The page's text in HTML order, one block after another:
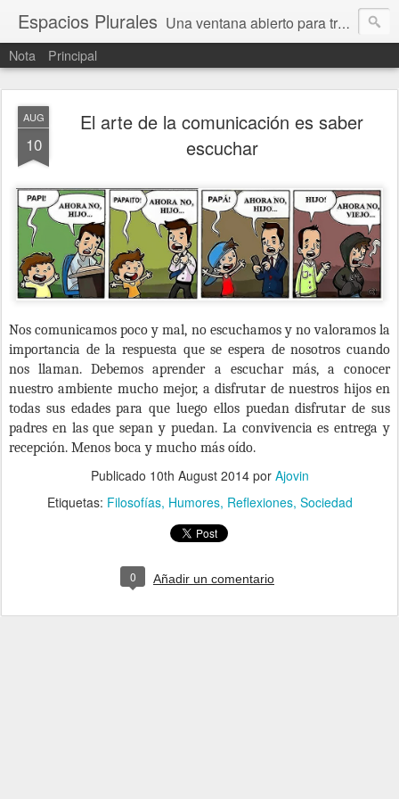
Espacios Plurales Una ventana abierto para tratar problemas que nos afectan a todxs. Temas sociales, educación, cultura, economía, política, derechos, calidad de vida. Estamos gobernados, pero queremos una calidad mayor en la política.
Nota Principal
AUG
10
El arte de la comunicación es saber
escuchar
Nos comunicamos poco y mal, no escuchamos y no valoramos la
importancia de la respuesta que se espera de nosotros cuando
nos llaman. Debemos aprender a escuchar más, a conocer
nuestro ambiente mucho mejor, a disfrutar de nuestros hijos en
todas sus edades para que luego ellos puedan disfrutar de sus
padres en las que sepan y puedan. La convivencia es entrega y
recepción. Menos boca y mucho más oído.
Publicado 10th August 2014por Ajovin
Etiquetas: Filosofías Humores Reflexiones Sociedad
0 Añadir un comentario